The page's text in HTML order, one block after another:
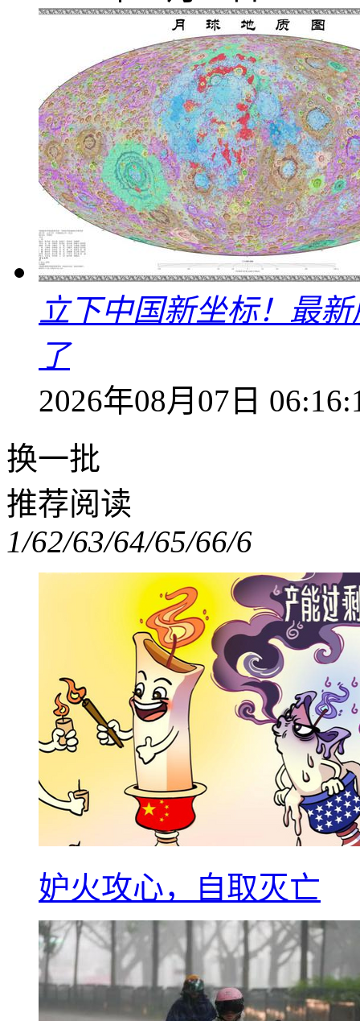
立下中国新坐标！最
了
2026年08月07日
换一批
推荐阅读
1/62/63/64/65/66/6
妒火攻心，自取灭亡